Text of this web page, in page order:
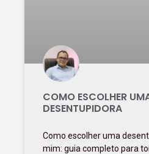
COMO ESCOLHER
DESENTUPIDORA
Como escolher uma
mim: guia completo para